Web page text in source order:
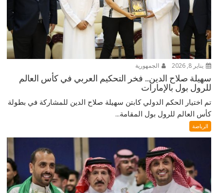
يناير 8, 2026 الجمهورية
سهيلة صلاح الدين.. فخر التحكيم العربي في كأس العالم
للرول بول بالإمارات
تم اختيار الحكم الدولي كابتن سهيلة صلاح الدين للمشاركة في بطولة
كأس العالم للرول بول المقامة...
الرياضة